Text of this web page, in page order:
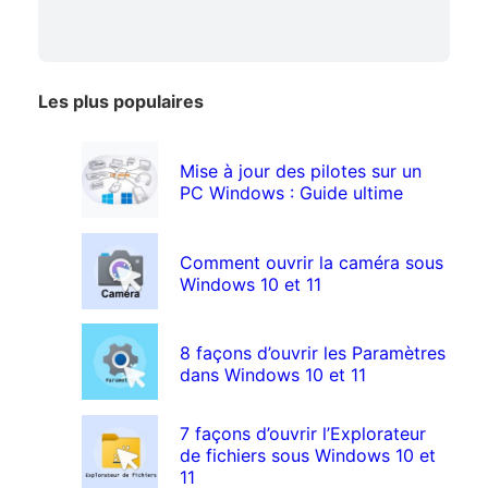
Les plus populaires
Mise à jour des pilotes sur un
PC Windows : Guide ultime
Comment ouvrir la caméra sous
Windows 10 et 11
8 façons d’ouvrir les Paramètres
dans Windows 10 et 11
7 façons d’ouvrir l’Explorateur
de fichiers sous Windows 10 et
11